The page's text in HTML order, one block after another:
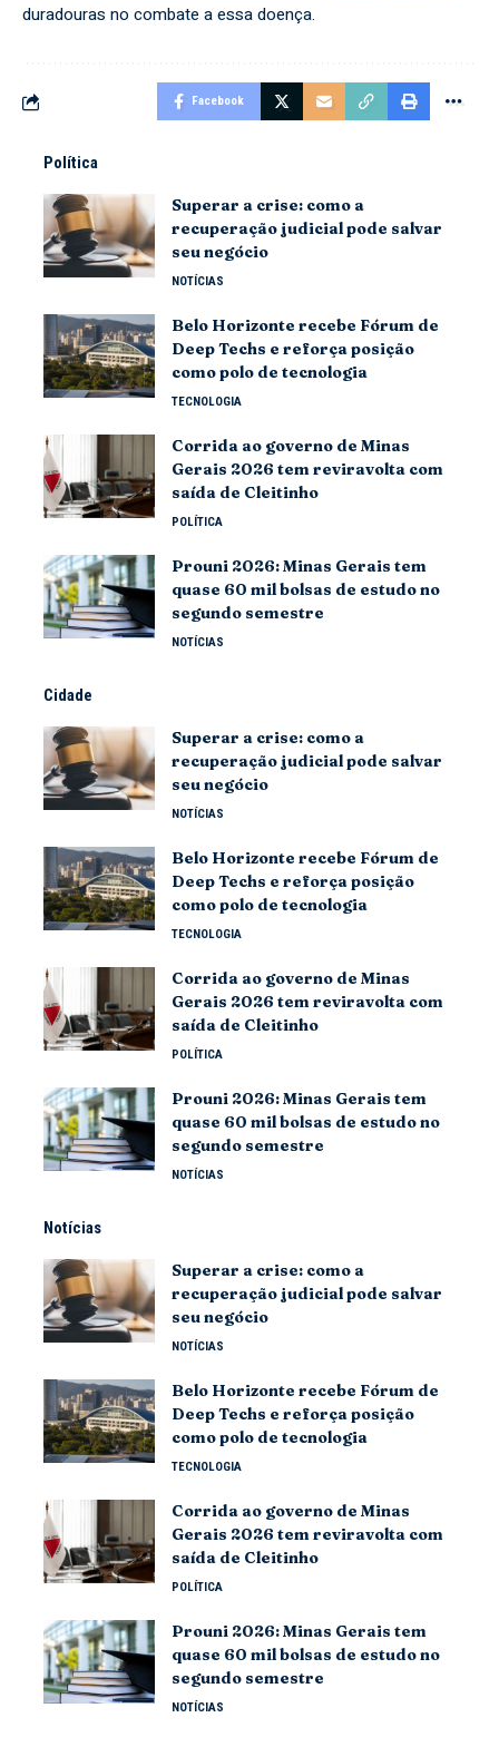
duradouras no combate a essa doença.
Facebook
Política
Superar a crise: como a
recuperação judicial pode salvar
seu negócio
NOTÍCIAS
Belo Horizonte recebe Fórum de
Deep Techs e reforça posição
como polo de tecnologia
TECNOLOGIA
Corrida ao governo de Minas
Gerais 2026 tem reviravolta com
saída de Cleitinho
POLÍTICA
Prouni 2026: Minas Gerais tem
quase 60 mil bolsas de estudo no
segundo semestre
NOTÍCIAS
Cidade
Superar a crise: como a
recuperação judicial pode salvar
seu negócio
NOTÍCIAS
Belo Horizonte recebe Fórum de
Deep Techs e reforça posição
como polo de tecnologia
TECNOLOGIA
Corrida ao governo de Minas
Gerais 2026 tem reviravolta com
saída de Cleitinho
POLÍTICA
Prouni 2026: Minas Gerais tem
quase 60 mil bolsas de estudo no
segundo semestre
NOTÍCIAS
Notícias
Superar a crise: como a
recuperação judicial pode salvar
seu negócio
NOTÍCIAS
Belo Horizonte recebe Fórum de
Deep Techs e reforça posição
como polo de tecnologia
TECNOLOGIA
Corrida ao governo de Minas
Gerais 2026 tem reviravolta com
saída de Cleitinho
POLÍTICA
Prouni 2026: Minas Gerais tem
quase 60 mil bolsas de estudo no
segundo semestre
NOTÍCIAS